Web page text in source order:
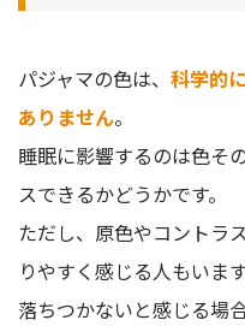
パジャマの色は、 科学的
ありません。
睡眠に影響するのは色そ
スできるかどうかです。
ただし、原色やコントラ
りやすく感じる人もいます
落ちつかないと感じる場